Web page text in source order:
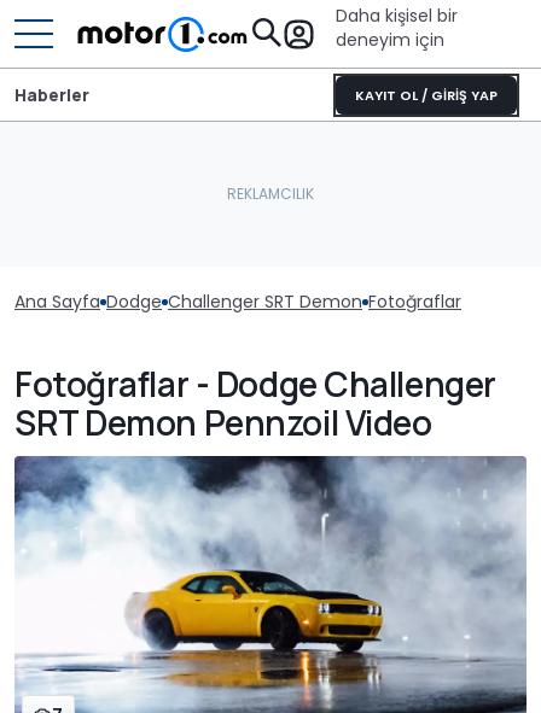
Daha kişisel bir
deneyim için
KAYIT OL / GİRİŞ YAP
Haberler
Ana Sayfa Dodge Challenger SRT Demon Fotoğraflar
Fotoğraflar - Dodge Challenger
SRT Demon Pennzoil Video